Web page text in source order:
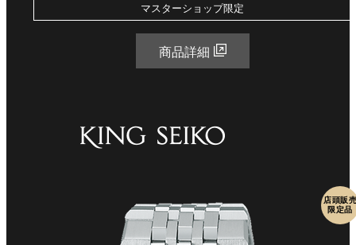
マスターショップ限定
商品詳細
店頭販売
限定品